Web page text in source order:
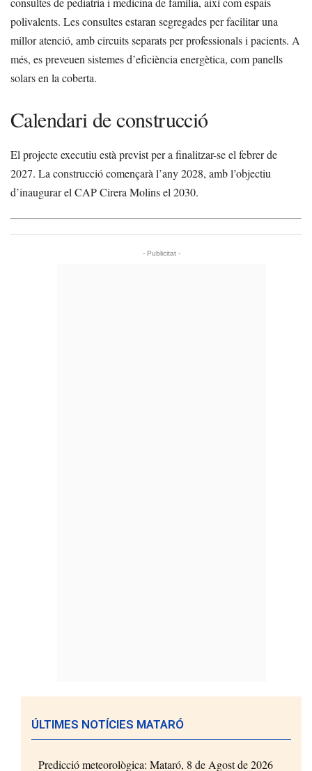
polivalents. Les consultes estaran segregades per facilitar una
millor atenció, amb circuits separats per professionals i pacients. A
més, es preveuen sistemes d’eficiència energètica, com panells
solars en la coberta.
Calendari de construcció
El projecte executiu està previst per a finalitzar-se el febrer de
2027. La construcció començarà l’any 2028, amb l’objectiu
d’inaugurar el CAP Cirera Molins el 2030.
- Publicitat -
ÚLTIMES NOTÍCIES MATARÓ
Predicció meteorològica: Mataró, 8 de Agost de 2026